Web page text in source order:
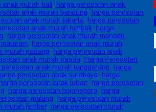
anak murah bali, harga perosotan anak
anak murah bandung, harga perosotan
anak murah jakarta, harga perosotan
anak murah lombok, harga
, harga perosotan anak murah manado,
, harga perosotan anak murah
murah padang, harga perosotan anak
anak murah papua, Harga Perosotan
perosotan anak murah tanggerang, harga
perosotan anak surabaya, harga
harga perosotan anak tuban, harga perosotan
, harga perosotan bojonegoro, harga
malang, harga perosotan murah
murah jember, harga perosotan murah